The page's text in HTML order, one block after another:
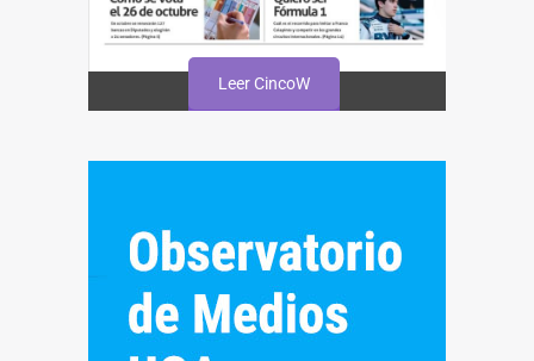
Leer CincoW